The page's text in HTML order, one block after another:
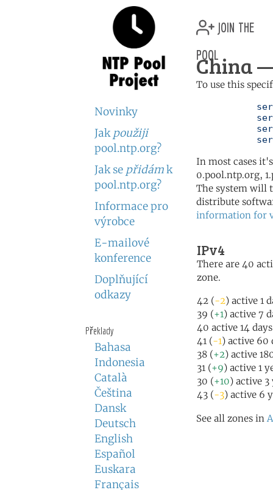
Novinky
Jak použiji
pool.ntp.org?
Jak se přidámk
pool.ntp.org?
Informace pro
výrobce
E-mailové
konference
Doplňující
odkazy
Překlady
Bahasa
Indonesia
Català
Čeština
Dansk
Deutsch
English
Español
Euskara
Français
join the
pool
China
To use this
In most cases
0.pool.ntp.org,
The system will
distribute
information for
IPv4
There are 40
zone.
42 (-2) active 1
39 (+1) active 7
40 active 14
41 (-1) active 60
38 (+2) active
31 (+9) active 1
30 (+10) active 3
43 (-3) active 6
See all zones in